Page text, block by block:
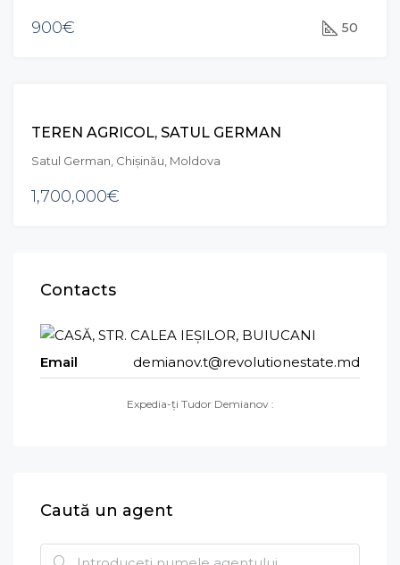
900€ 50
TEREN AGRICOL, SATUL GERMAN
Satul German, Chișinău, Moldova
1,700,000€
Contacts
Email demianov.t@revolutionestate.md
Expedia-ți Tudor Demianov :
Caută un agent